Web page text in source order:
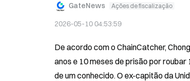
GateNews Ações de fiscalização
2026-05-10 04:53:59
De acordo com o ChainCatcher,
anos e 10 meses de prisão por roubar
de um conhecido. O ex-capitão da